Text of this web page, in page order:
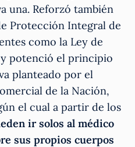
una. Reforzó también
Protección Integral de
como la Ley de
potenció el principio
planteado por el
de la Nación,
el cual a partir de los
ir solos al médico
sus propios cuerpos